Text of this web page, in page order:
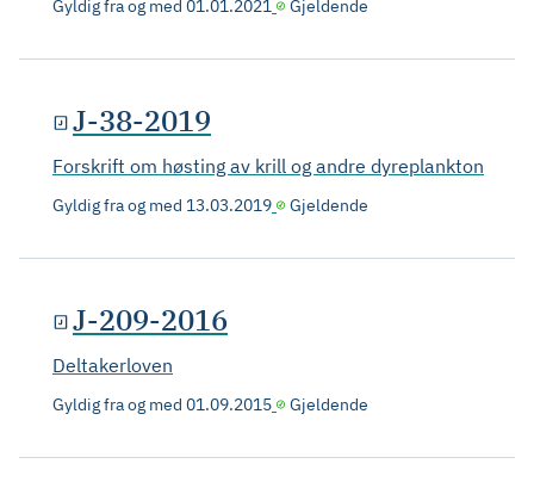
Gyldig fra og med 01.01.2021 Gjeldende
J-38-2019
Forskrift om høsting av krill og andre dyreplankton
Gyldig fra og med 13.03.2019 Gjeldende
J-209-2016
Deltakerloven
Gyldig fra og med 01.09.2015 Gjeldende